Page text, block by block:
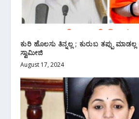
ಕುರಿ ಹೊಲಸು ತಿನ್ನಲ್ಲ ; ಕುರುಬ ತಪ್ಪು
ಸ್ವಾಮೀಜಿ
August 17, 2024